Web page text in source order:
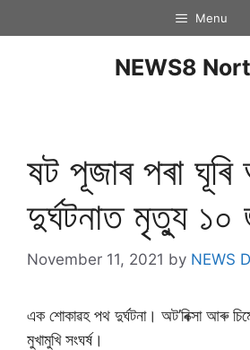
Menu
NEWS8
ষট পূজাৰ পৰা
দুৰ্ঘটনাত মৃত্যু
November 11, 2021 by NEWS
এক শোকাৱহ পথ দুৰ্ঘটনা। অট’ৰিক্সা আৰু
মুখামুখি সংঘৰ্ষ।